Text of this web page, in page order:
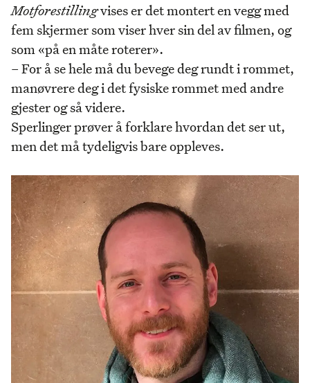
Motforestillingvises er det montert en vegg med
fem skjermer som viser hver sin del av filmen, og
som «på en måte roterer».
– For å se hele må du bevege deg rundt i rommet,
manøvrere deg i det fysiske rommet med andre
gjester og så videre.
Sperlinger prøver å forklare hvordan det ser ut,
men det må tydeligvis bare oppleves.